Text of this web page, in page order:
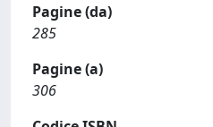
Pagine (da)
285
Pagine (a)
306